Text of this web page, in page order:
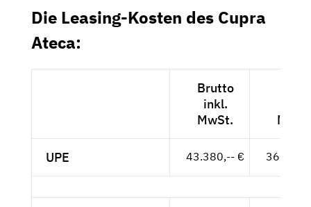
Die Leasing-Kosten des Cupra
Ateca:
Brutto
inkl.
MwSt.
UPE 43.380,-- €